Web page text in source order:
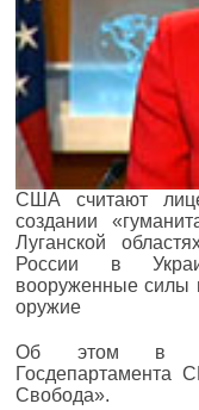
США считают
создании
Луганской
России в
вооруженные силы
оружие
Об этом в
Свобода».